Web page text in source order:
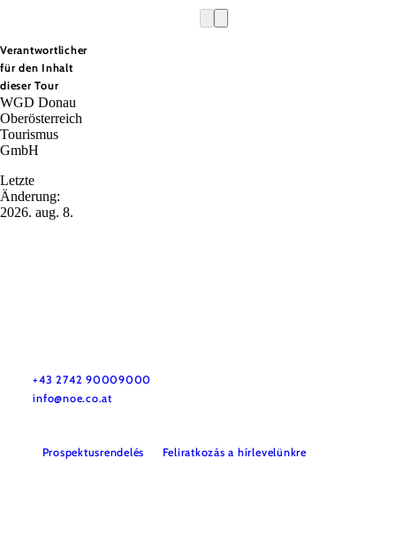
Verantwortlicher
für den Inhalt
dieser Tour
WGD Donau
Oberösterreich
Tourismus
GmbH
Letzte
Änderung:
2026. aug. 8.
+43 2742 90009000
info@noe.co.at
Prospektusrendelés Feliratkozás a hírlevelünkre